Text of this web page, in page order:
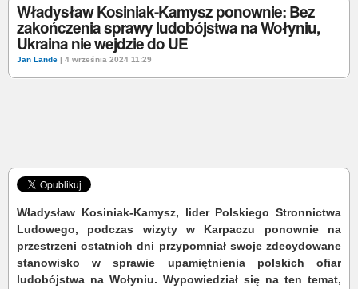
Władysław Kosiniak-Kamysz ponownie: Bez
zakończenia sprawy ludobójstwa na Wołyniu,
Ukraina nie wejdzie do UE
Jan Lande | 4 września 2024 11:29
Władysław Kosiniak-Kamysz, lider Polskiego Stronnictwa
Ludowego, podczas wizyty w Karpaczu ponownie na
przestrzeni ostatnich dni przypomniał swoje zdecydowane
stanowisko w sprawie upamiętnienia polskich ofiar
ludobójstwa na Wołyniu. Wypowiedział się na ten temat,